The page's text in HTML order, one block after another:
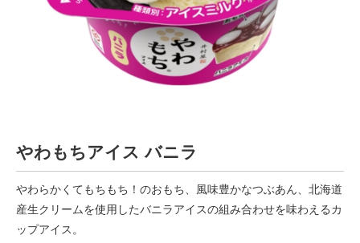
やわもちアイス バニラ
やわらかくてもちもち！のおもち、風味豊かなつぶあん、北海道
産生クリームを使用したバニラアイスの組み合わせを味わえるカ
ップアイス。